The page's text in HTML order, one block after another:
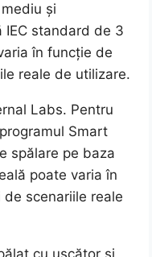
și
IEC standard de 3
în funcție de
reale de utilizare.
Labs. Pentru
Smart
spălare pe baza
poate varia în
scenariile reale